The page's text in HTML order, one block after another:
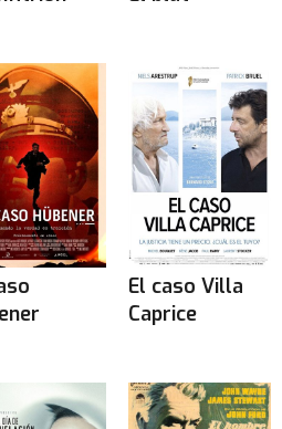
El caso Villa
Caprice